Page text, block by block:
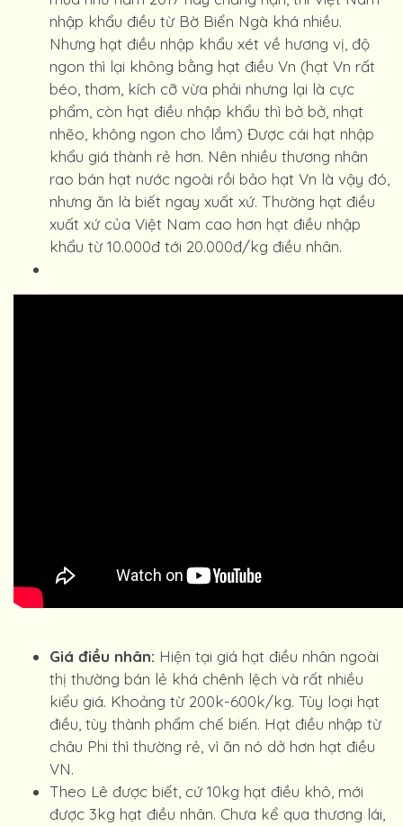
nhập khẩu điều từ Bờ Biển Ngà khá nhiều.
Nhưng hạt điều nhập khẩu xét về hương vị, độ
ngon thì lại không bằng hạt điều Vn (hạt Vn rất
béo, thơm, kích cỡ vừa phải nhưng lại là cực
phẩm, còn hạt điều nhập khẩu thì bở bở, nhạt
nhẽo, không ngon cho lắm) Được cái hạt nhập
khẩu giá thành rẻ hơn. Nên nhiều thương nhân
rao bán hạt nước ngoài rồi bảo hạt Vn là vậy đó,
nhưng ăn là biết ngay xuất xứ. Thường hạt điều
xuất xứ của Việt Nam cao hơn hạt điều nhập
khẩu từ 10.000đ tới 20.000đ/kg điều nhân.
Giá điều nhân: Hiện tại giá hạt điều nhân ngoài
thị thường bán lẻ khá chênh lệch và rất nhiều
kiểu giá. Khoảng từ 200k-600k/kg. Tùy loại hạt
điều, tùy thành phẩm chế biến. Hạt điều nhập từ
châu Phi thì thường rẻ, vì ăn nó dở hơn hạt điều
VN.
Theo Lê được biết, cứ 10kg hạt điều khô, mới
được 3kg hạt điều nhân. Chưa kể qua thương lái,